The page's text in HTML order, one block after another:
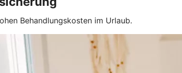
Behandlungskosten im Urlaub.